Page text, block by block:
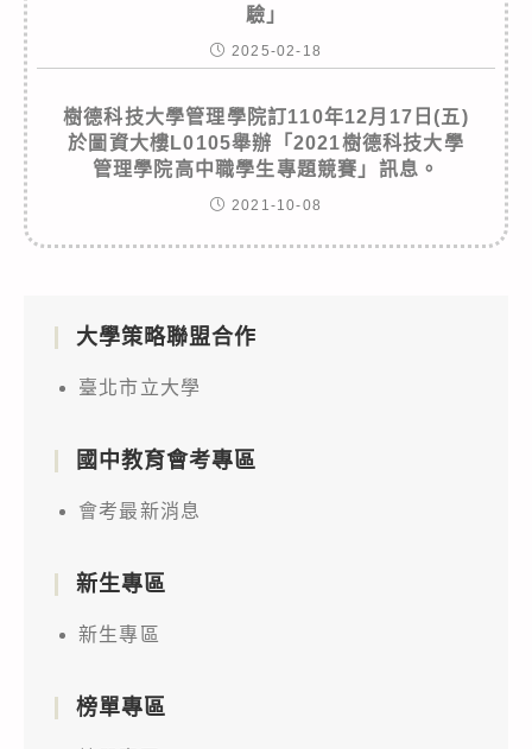
驗」
2025-02-18
樹德科技大學管理學院訂110年12月17日(五)
於圖資大樓L0105舉辦「2021樹德科技大學
管理學院高中職學生專題競賽」訊息。
2021-10-08
大學策略聯盟合作
臺北市立大學
國中教育會考專區
會考最新消息
新生專區
新生專區
榜單專區